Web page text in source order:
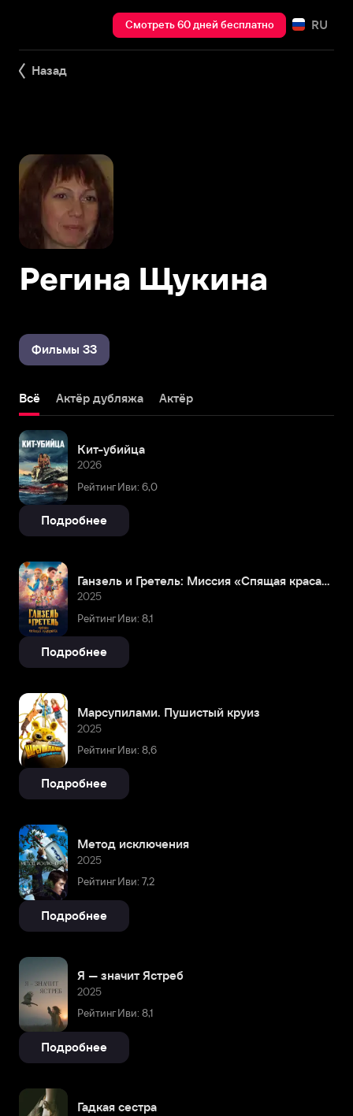
Смотреть 60 дней бесплатно RU
Назад
Регина Щукина
Фильмы 33
Всё Актёр дубляжа Актёр
Кит-убийца
2026
Рейтинг Иви: 6,0
Подробнее
Ганзель и Гретель: Миссия «Спящая красавица»
2025
Рейтинг Иви: 8,1
Подробнее
Марсупилами. Пушистый круиз
2025
Рейтинг Иви: 8,6
Подробнее
Метод исключения
2025
Рейтинг Иви: 7,2
Подробнее
Я — значит Ястреб
2025
Рейтинг Иви: 8,1
Подробнее
Гадкая сестра